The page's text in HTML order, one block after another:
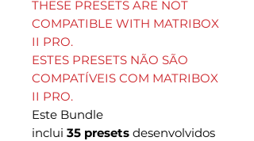
THESE PRESETS ARE NOT
COMPATIBLE WITH MATRIBOX
II PRO.
ESTES PRESETS NÃO SÃO
COMPATÍVEIS COM MATRIBOX
II PRO.
Este Bundle
inclui 35 presets desenvolvidos